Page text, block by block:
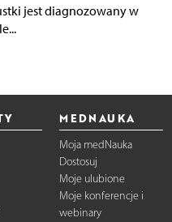
jest diagnozowany w
MEDNAUKA
Moja medNauka
Dostosuj
Moje ulubione
Moje konferencje i
webinary